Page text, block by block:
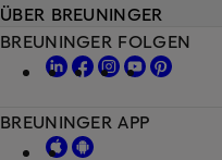
ÜBER BREUNINGER
BREUNINGER FOLGEN
BREUNINGER APP